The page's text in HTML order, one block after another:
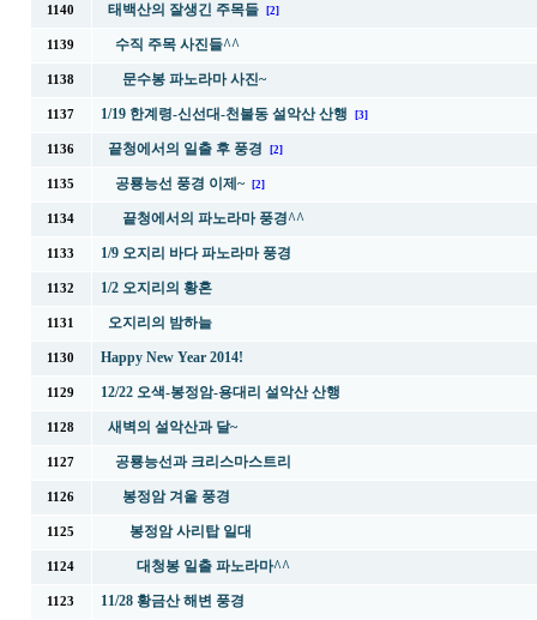
1140 태백산의 잘생긴 주목들 [2]
1139 수직 주목 사진들^^
1138 문수봉 파노라마 사진~
1137 1/19 한계령-신선대-천불동 설악산 산행 [3]
1136 끝청에서의 일출 후 풍경 [2]
1135 공룡능선 풍경 이제~ [2]
1134 끝청에서의 파노라마 풍경^^
1133 1/9 오지리 바다 파노라마 풍경
1132 1/2 오지리의 황혼
1131 오지리의 밤하늘
1130 Happy New Year 2014!
1129 12/22 오색-봉정암-용대리 설악산 산행
1128 새벽의 설악산과 달~
1127 공룡능선과 크리스마스트리
1126 봉정암 겨울 풍경
1125 봉정암 사리탑 일대
1124 대청봉 일출 파노라마^^
1123 11/28 황금산 해변 풍경